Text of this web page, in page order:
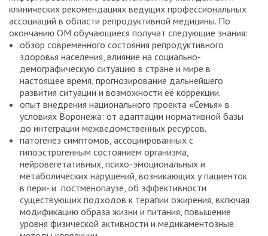
клинических рекомендациях ведущих профессиональных
ассоциаций в области репродуктивной медицины. По
окончанию ОМ обучающиеся получат следующие знания:
обзор современного состояния репродуктивного
здоровья населения, влияние на социально-
демографическую ситуацию в стране и мире в
настоящее время, прогнозирование дальнейшего
развития ситуации и возможности её коррекции.
опыт внедрения национального проекта «Семья» в
условиях Воронежа: от адаптации нормативной базы
до интеграции межведомственных ресурсов.
патогенез симптомов, ассоциированных с
гипоэстрогенным состоянием организма,
нейровегетативных, психо-эмоциональных и
метаболических нарушений, возникающих у пациенток
в пери- и постменопаузе, об эффективности
существующих подходов к терапии ожирения, включая
модификацию образа жизни и питания, повышение
уровня физической активности и медикаментозные